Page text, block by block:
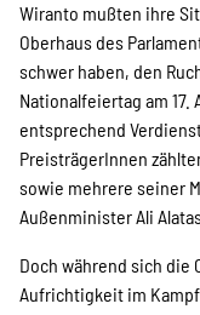
Wiranto mußten ihre
Oberhaus des
schwer haben, den
Nationalfeiertag am
entsprechend
PreisträgerInnen
sowie mehrere seiner
Außenminister Ali
Doch während sich
Aufrichtigkeit im